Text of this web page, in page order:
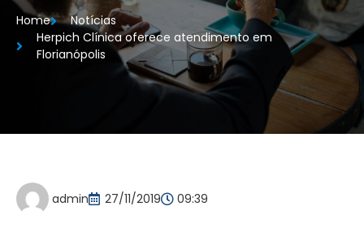
Home
Notícias
Herpich Clínica oferece atendimento em
Florianópolis
admin 27/11/2019 09:39